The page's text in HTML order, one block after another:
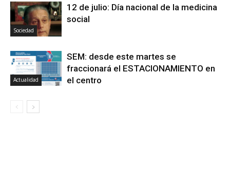
Sociedad
12 de julio: Día nacional de la medicina
social
Actualidad
SEM: desde este martes se
fraccionará el ESTACIONAMIENTO en
el centro